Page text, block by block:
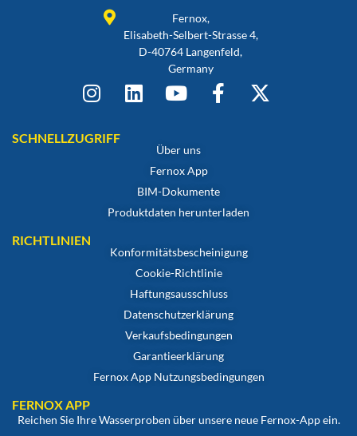
Fernox,
Elisabeth-Selbert-Strasse 4,
D-40764 Langenfeld,
Germany
SCHNELLZUGRIFF
Über uns
Fernox App
BIM-Dokumente
Produktdaten herunterladen
RICHTLINIEN
Konformitätsbescheinigung
Cookie-Richtlinie
Haftungsausschluss
Datenschutzerklärung
Verkaufsbedingungen
Garantieerklärung
Fernox App Nutzungsbedingungen
FERNOX APP
Reichen Sie Ihre Wasserproben über unsere neue Fernox-App ein.